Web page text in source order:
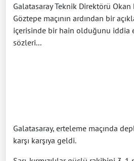
Galatasaray Teknik Direktörü Okan
Göztepe maçının ardından bir
içerisinde bir hain olduğunu iddia
sözleri...
Galatasaray, erteleme maçında
karşı karşıya geldi.